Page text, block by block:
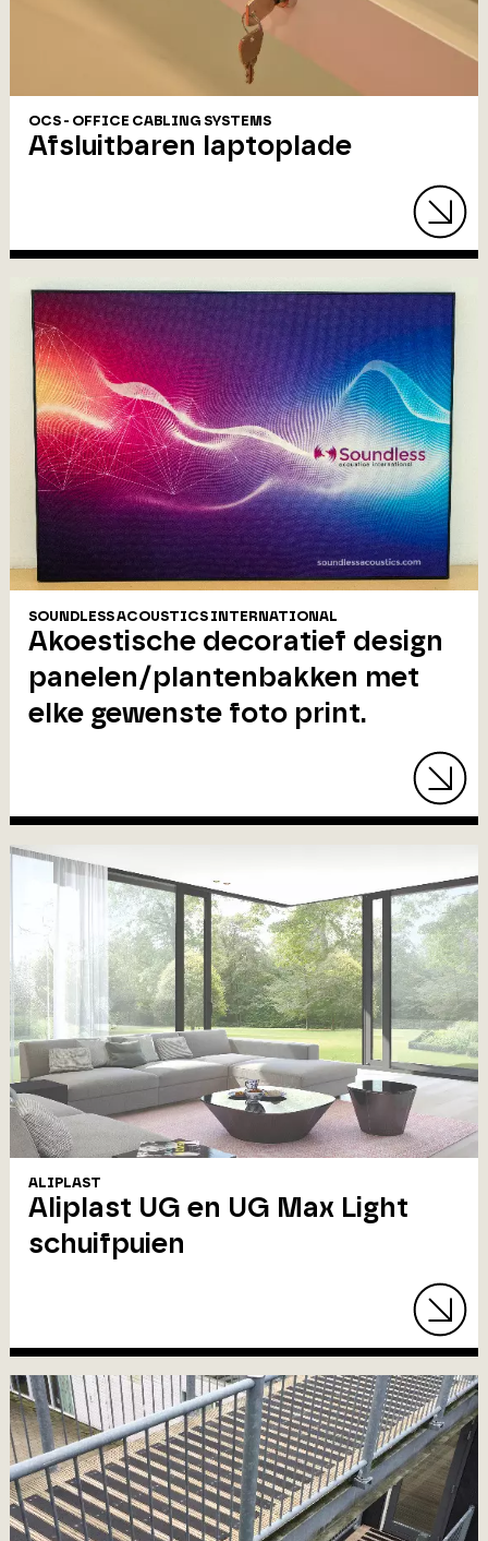
OCS - OFFICE CABLING SYSTEMS
Afsluitbaren laptoplade
SOUNDLESS ACOUSTICS INTERNATIONAL
Akoestische decoratief design
panelen/plantenbakken met
elke gewenste foto print.
ALIPLAST
Aliplast UG en UG Max Light
schuifpuien